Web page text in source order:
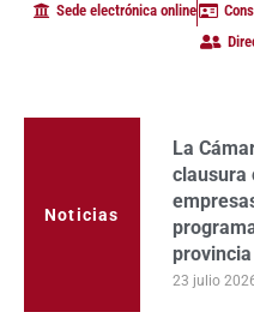
Sede electrónica online
Noticias
La
clausura
provincia
23 julio